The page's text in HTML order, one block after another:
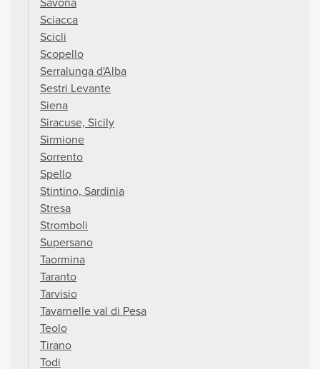
Sciacca
Scicli
Scopello
Serralunga d'Alba
Sestri Levante
Siena
Siracuse, Sicily
Sirmione
Sorrento
Spello
Stintino, Sardinia
Stresa
Stromboli
Supersano
Taormina
Taranto
Tarvisio
Tavarnelle val di Pesa
Teolo
Tirano
Todi